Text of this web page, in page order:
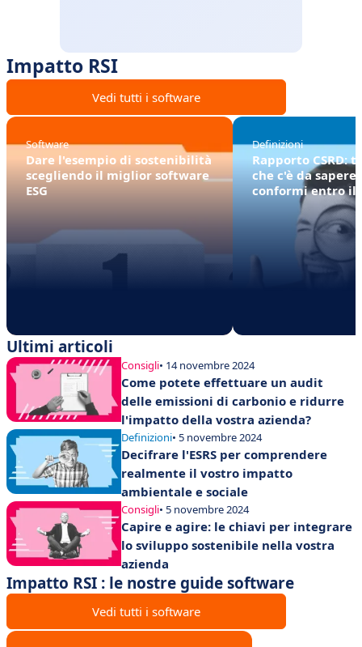
Impatto RSI
Vedi tutti i software
Software
Dare l'esempio di sostenibilità
scegliendo il miglior software
ESG
Definizioni
Rapporto CSRD:
che c'è da sapere
conformi entro il
Ultimi articoli
Consigli• 14 novembre 2024
Come potete effettuare un audit
delle emissioni di carbonio e ridurre
l'impatto della vostra azienda?
Definizioni• 5 novembre 2024
Decifrare l'ESRS per comprendere
realmente il vostro impatto
ambientale e sociale
Consigli• 5 novembre 2024
Capire e agire: le chiavi per integrare
lo sviluppo sostenibile nella vostra
azienda
Impatto RSI : le nostre guide software
Vedi tutti i software